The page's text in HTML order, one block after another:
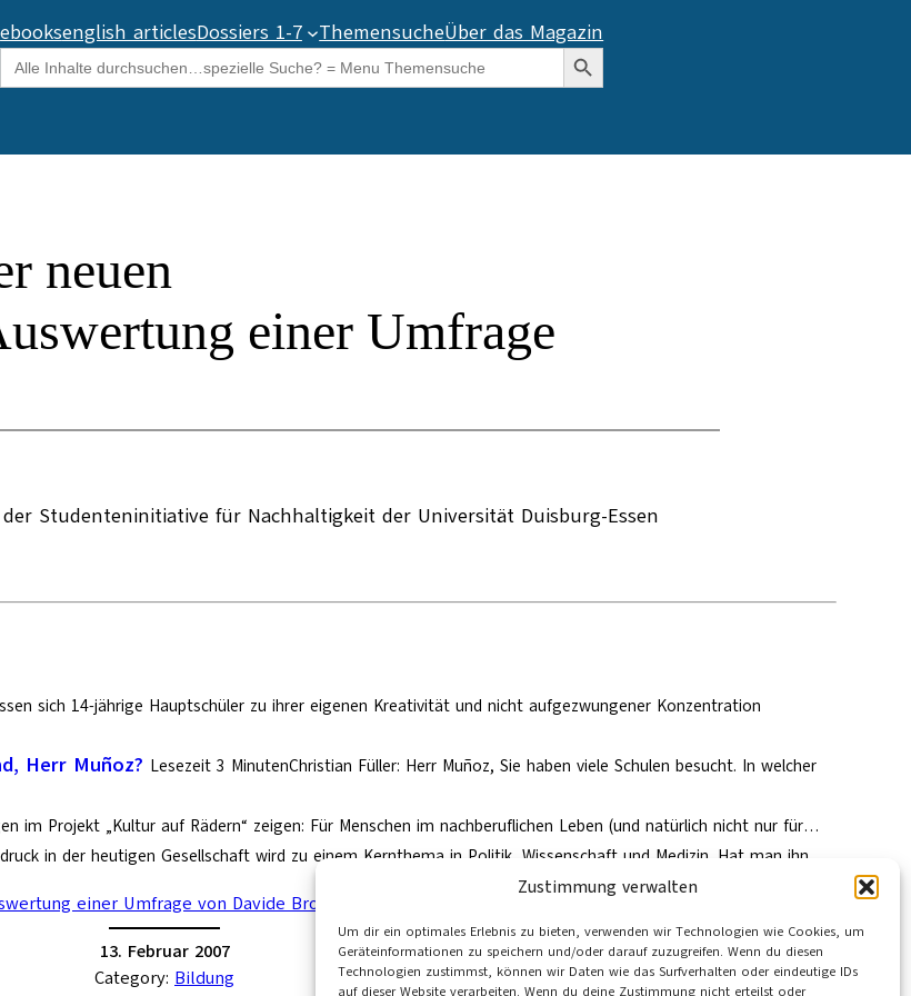
Zustimmung verwalten
Um dir ein optimales Erlebnis zu bieten, verwenden wir Technologien wie Cookies, um
Geräteinformationen zu speichern und/oder darauf zuzugreifen. Wenn du diesen
Technologien zustimmst, können wir Daten wie das Surfverhalten oder eindeutige IDs
auf dieser Website verarbeiten. Wenn du deine Zustimmung nicht erteilst oder
ebooksenglish articlesDossiers 1-7 ThemensucheÜber das Magazin
Search
for:
Search Button
neuen
einer Umfrage
Studenteninitiative für Nachhaltigkeit der Universität Duisburg-Essen
sich 14-jährige Hauptschüler zu ihrer eigenen Kreativität und nicht aufgezwungener Konzentration
Herr Muñoz? Lesezeit 3 MinutenChristian Füller: Herr Muñoz, Sie haben viele Schulen besucht. In welcher
im Projekt „Kultur auf Rädern“ zeigen: Für Menschen im nachberuflichen Leben (und natürlich nicht nur für…
in der heutigen Gesellschaft wird zu einem Kernthema in Politik, Wissenschaft und Medizin. Hat man ihn…
einer Umfrage von Davide Brocchi
13. Februar 2007
Category: Bildung